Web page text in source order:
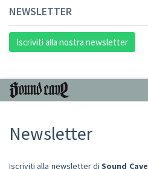
NEWSLETTER
Iscriviti alla nostra newsletter
INFORMAZIONI
Punto Vendita
Spese postali
Newsletter
Iscriviti alla newsletter diSound Cave